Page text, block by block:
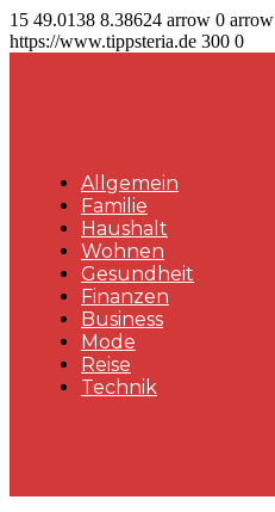
15 49.0138 8.38624 arrow 0 arrow
https://www.tippsteria.de 300 0
Allgemein
Familie
Haushalt
Wohnen
Gesundheit
Finanzen
Business
Mode
Reise
Technik